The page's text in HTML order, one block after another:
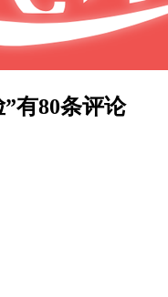
有80条评论